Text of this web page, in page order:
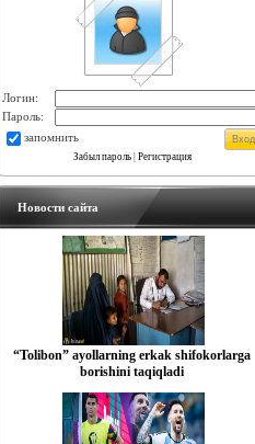
Логин:
Пароль:
запомнить
Забыл пароль| Регистрация
Новости сайта
“Tolibon” ayollarning erkak shifokorlarga
borishini taqiqladi